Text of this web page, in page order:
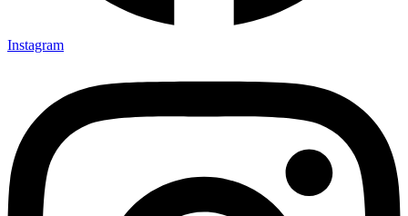
Instagram